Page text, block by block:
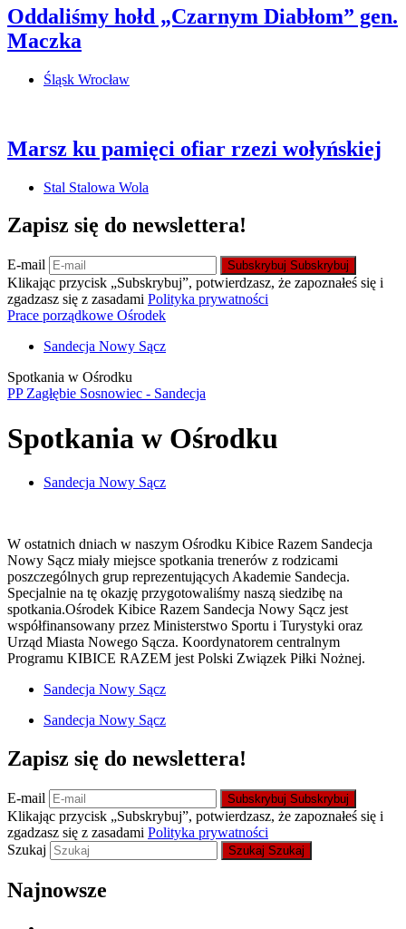
Oddaliśmy hołd „Czarnym Diabłom” gen.
Maczka
Śląsk Wrocław
Marsz ku pamięci ofiar rzezi wołyńskiej
Stal Stalowa Wola
Zapisz się do newslettera!
E-mail Subskrybuj Subskrybuj
Klikając przycisk „Subskrybuj”, potwierdzasz, że zapoznałeś się i
zgadzasz się z zasadami Polityka prywatności
Prace porządkowe Ośrodek
Sandecja Nowy Sącz
Spotkania w Ośrodku
PP Zagłębie Sosnowiec - Sandecja
Spotkania w Ośrodku
Sandecja Nowy Sącz
W ostatnich dniach w naszym Ośrodku Kibice Razem Sandecja
Nowy Sącz miały miejsce spotkania trenerów z rodzicami
poszczególnych grup reprezentujących Akademie Sandecja.
Specjalnie na tę okazję przygotowaliśmy naszą siedzibę na
spotkania.Ośrodek Kibice Razem Sandecja Nowy Sącz jest
współfinansowany przez Ministerstwo Sportu i Turystyki oraz
Urząd Miasta Nowego Sącza. Koordynatorem centralnym
Programu KIBICE RAZEM jest Polski Związek Piłki Nożnej.
Sandecja Nowy Sącz
Sandecja Nowy Sącz
Zapisz się do newslettera!
E-mail Subskrybuj Subskrybuj
Klikając przycisk „Subskrybuj”, potwierdzasz, że zapoznałeś się i
zgadzasz się z zasadami Polityka prywatności
Szukaj
Szukaj Szukaj
Najnowsze